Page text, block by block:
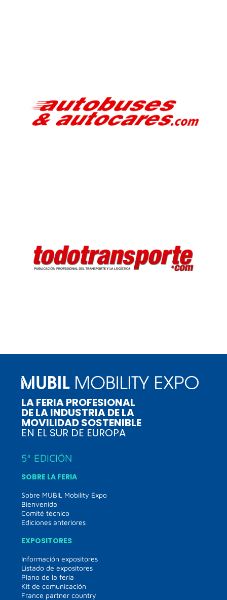
LA FERIA PROFESIONAL
DE LA INDUSTRIA DE LA
MOVILIDAD SOSTENIBLE
EN EL SUR DE EUROPA
5ª EDICIÓN
SOBRE LA FERIA
Sobre MUBIL Mobility Expo
Bienvenida
Comité técnico
Ediciones anteriores
EXPOSITORES
Información expositores
Listado de expositores
Plano de la feria
Kit de comunicación
France partner country